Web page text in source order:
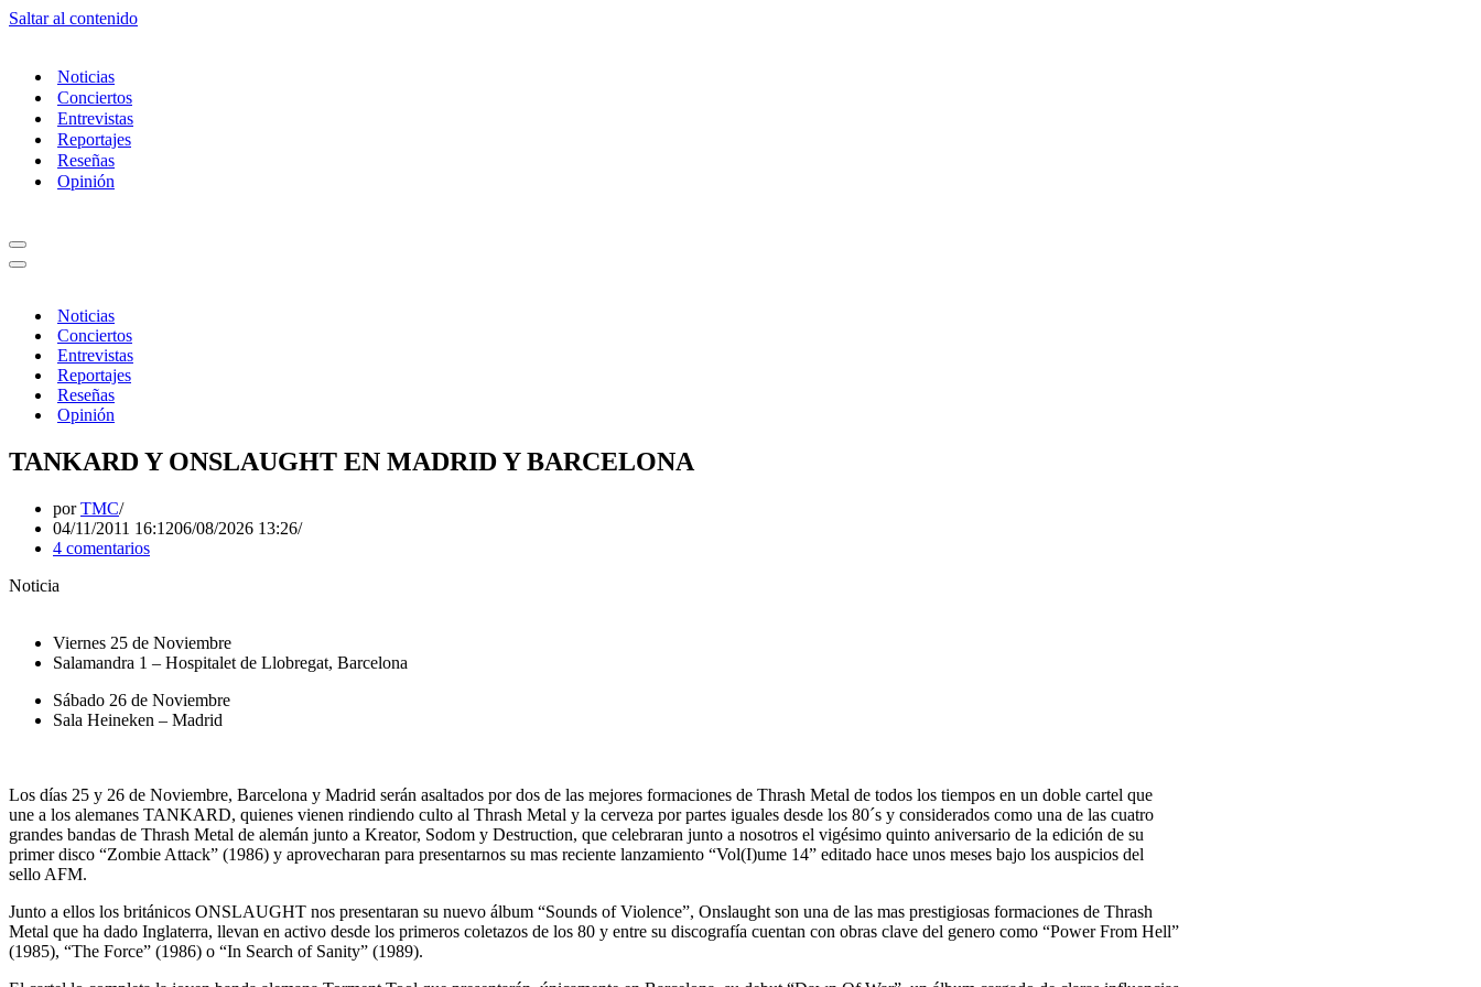
Saltar al contenido
Noticias
Conciertos
Entrevistas
Reportajes
Reseñas
Opinión
Menú
de
Menú
Noticias
Conciertos
Entrevistas
Reportajes
Reseñas
Opinión
TANKARD Y ONSLAUGHT EN MADRID Y BARCELONA
porTMC
04/11/2011 16:1206/08/2026 13:26
4 comentarios
Noticia
Viernes 25 de Noviembre
Salamandra 1 – Hospitalet de Llobregat, Barcelona
Sábado 26 de Noviembre
Sala Heineken – Madrid
Los días 25 y 26 de Noviembre, Barcelona y Madrid serán asaltados por dos de las mejores formaciones de Thrash Metal de todos los tiempos en un doble cartel que
une a los alemanes TANKARD, quienes vienen rindiendo culto al Thrash Metal y la cerveza por partes iguales desde los 80´s y considerados como una de las cuatro
grandes bandas de Thrash Metal de alemán junto a Kreator, Sodom y Destruction, que celebraran junto a nosotros el vigésimo quinto aniversario de la edición de su
primer disco “Zombie Attack” (1986) y aprovecharan para presentarnos su mas reciente lanzamiento “Vol(I)ume 14” editado hace unos meses bajo los auspicios del
sello AFM.
Junto a ellos los británicos ONSLAUGHT nos presentaran su nuevo álbum “Sounds of Violence”, Onslaught son una de las mas prestigiosas formaciones de Thrash
Metal que ha dado Inglaterra, llevan en activo desde los primeros coletazos de los 80 y entre su discografía cuentan con obras clave del genero como “Power From Hell”
(1985), “The Force” (1986) o “In Search of Sanity” (1989).